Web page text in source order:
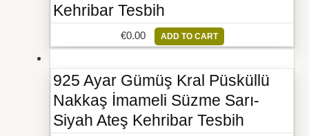
Kehribar Tesbih
€0.00 ADD TO CART
925 Ayar Gümüş Kral Püsküllü
Nakkaş İmameli Süzme Sarı-
Siyah Ateş Kehribar Tesbih